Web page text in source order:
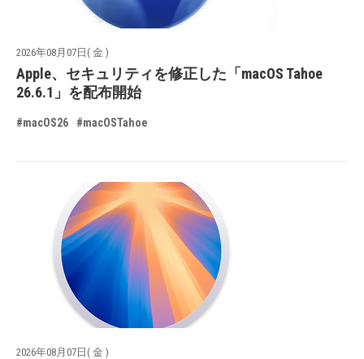
2026年08月07日( 金 )
Apple、セキュリティを修正した「macOS Tahoe
26.6.1」を配布開始
#macOS26 #macOSTahoe
2026年08月07日( 金 )